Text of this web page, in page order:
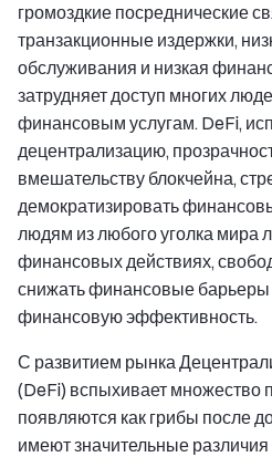
громоздкие посреднические
транзакционные издержки,
обслуживания и низкая
затрудняет доступ многих
финансовым услугам. DeFi,
децентрализацию,
вмешательству блокчейна,
демократизировать
людям из любого уголка мира
финансовых действиях,
снижать финансовые
финансовую эффективность.
С развитием рынка
(DeFi) вспыхивает множество
появляются как грибы после
имеют значительные